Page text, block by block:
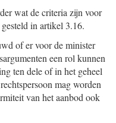
wat de criteria zijn voor
in artikel 3.16.
of er voor de minister
een rol kunnen
ten dele of in het geheel
mag worden
van het aanbod ook